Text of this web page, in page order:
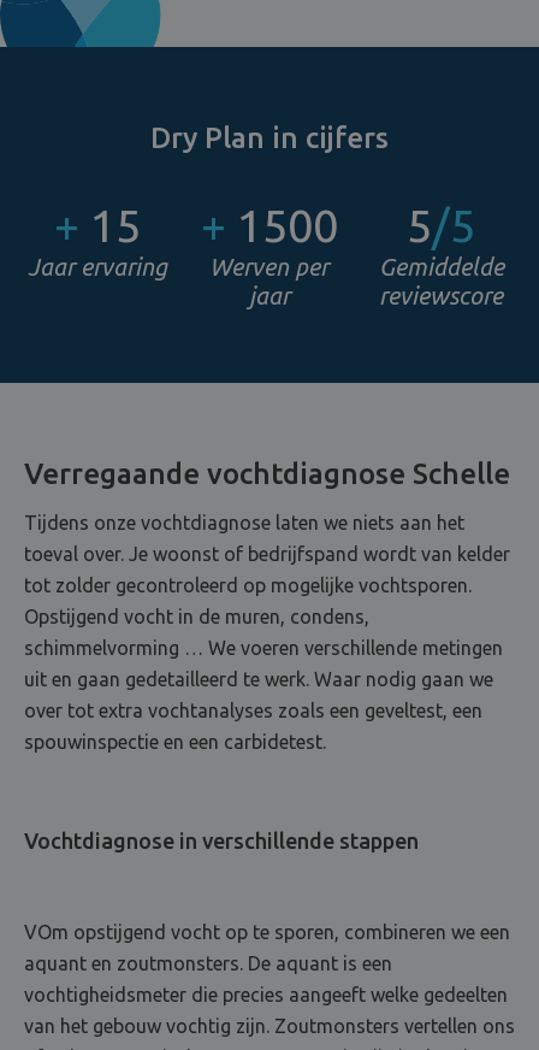
Dry Plan in cijfers
+ 15
Jaar ervaring
+ 1500
Werven per
jaar
5/5
Gemiddelde
reviewscore
Verregaande vochtdiagnose Schelle
Tijdens onze vochtdiagnose laten we niets aan het
toeval over. Je woonst of bedrijfspand wordt van kelder
tot zolder gecontroleerd op mogelijke vochtsporen.
Opstijgend vocht in de muren, condens,
schimmelvorming … We voeren verschillende metingen
uit en gaan gedetailleerd te werk. Waar nodig gaan we
over tot extra vochtanalyses zoals een geveltest, een
spouwinspectie en een carbidetest.
Vochtdiagnose in verschillende stappen
VOm opstijgend vocht op te sporen, combineren we een
aquant en zoutmonsters. De aquant is een
vochtigheidsmeter die precies aangeeft welke gedeelten
van het gebouw vochtig zijn. Zoutmonsters vertellen ons